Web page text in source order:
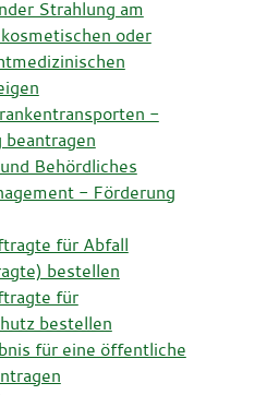
Strahlung am
oder
-
beantragen
Behördliches
- Förderung
für Abfall
bestellen
für
bestellen
für eine öffentliche